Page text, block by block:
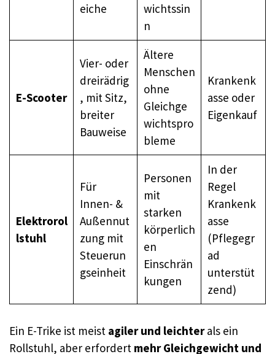
eiche
wichtssin
n
E-Scooter
Vier- oder
dreirädrig
, mit Sitz,
breiter
Bauweise
Ältere
Menschen
ohne
Gleichge
wichtspro
bleme
Krankenk
asse oder
Eigenkauf
Elektrorol
lstuhl
Für
Innen- &
Außennut
zung mit
Steuerun
gseinheit
Personen
mit
starken
körperlich
en
Einschrän
kungen
In der
Regel
Krankenk
asse
(Pflegegr
ad
unterstüt
zend)
Ein E-Trike ist meist agiler und leichterals ein
Rollstuhl, aber erfordert mehr Gleichgewicht und